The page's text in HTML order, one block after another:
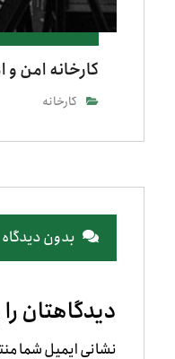
کارخانه امن
کارخانه
بدون دیدگاه
دیدگاهتان
نشانی ایمیل شما